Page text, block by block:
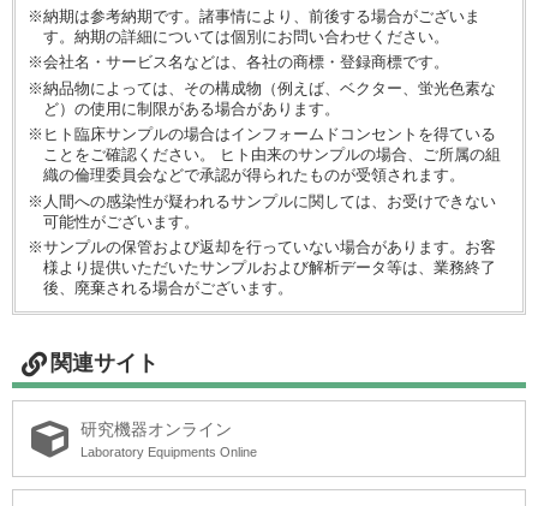
※納期は参考納期です。諸事情により、前後する場合がございま
す。納期の詳細については個別にお問い合わせください。
※会社名・サービス名などは、各社の商標・登録商標です。
※納品物によっては、その構成物（例えば、ベクター、蛍光色素な
ど）の使用に制限がある場合があります。
※ヒト臨床サンプルの場合はインフォームドコンセントを得ている
ことをご確認ください。 ヒト由来のサンプルの場合、ご所属の組
織の倫理委員会などで承認が得られたものが受領されます。
※人間への感染性が疑われるサンプルに関しては、お受けできない
可能性がございます。
※サンプルの保管および返却を行っていない場合があります。お客
様より提供いただいたサンプルおよび解析データ等は、業務終了
後、廃棄される場合がございます。
関連サイト
研究機器オンライン
Laboratory Equipments Online